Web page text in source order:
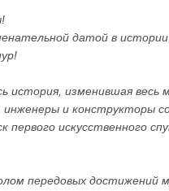
датой в
история, изменившая весь
и конструкторы
первого искусственного
передовых достижений